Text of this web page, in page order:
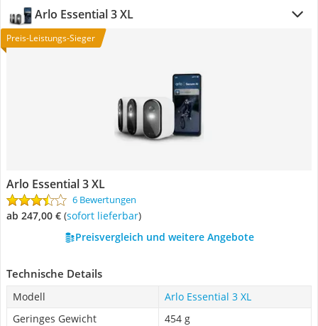
Arlo Essential 3 XL
Preis-Leistungs-Sieger
Arlo Essential 3 XL
6 Bewertungen
ab 247,00 € ( Sofort lieferbar)
Preisvergleich und weitere Angebote
Technische Details
Modell
Arlo Essential 3 XL
Geringes Gewicht
454 g